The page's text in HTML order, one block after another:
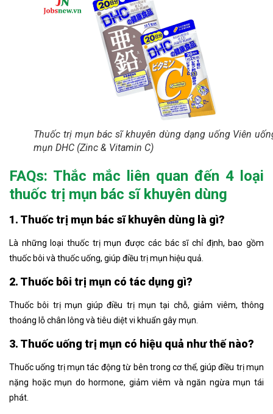
Thuốc trị mụn bác sĩ khuyên dùng dạng uống Viên
mụn DHC (Zinc & Vitamin C)
FAQs: Thắc mắc liên quan đến 4 loại
thuốc trị mụn bác sĩ khuyên dùng
1. Thuốc trị mụn bác sĩ khuyên dùng là gì?
Là những loại thuốc trị mụn được các bác sĩ chỉ định, bao gồm
thuốc bôi và thuốc uống, giúp điều trị mụn hiệu quả.
2. Thuốc bôi trị mụn có tác dụng gì?
Thuốc bôi trị mụn giúp điều trị mụn tại chỗ, giảm viêm, thông
thoáng lỗ chân lông và tiêu diệt vi khuẩn gây mụn.
3. Thuốc uống trị mụn có hiệu quả như thế nào?
Thuốc uống trị mụn tác động từ bên trong cơ thể, giúp điều trị mụn
nặng hoặc mụn do hormone, giảm viêm và ngăn ngừa mụn tái
phát.